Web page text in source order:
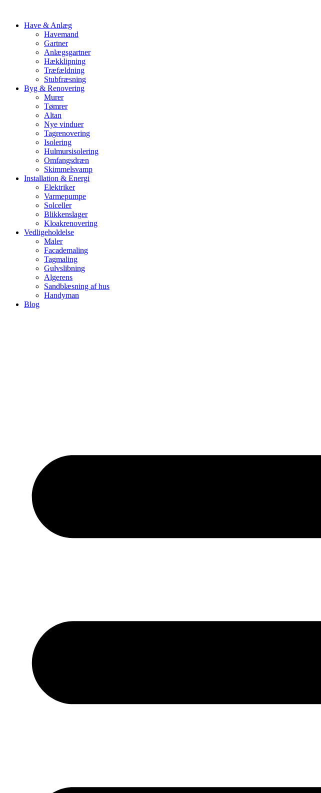
Have & Anlæg
Havemand
Gartner
Anlægsgartner
Hækklipning
Træfældning
Stubfræsning
Byg & Renovering
Murer
Tømrer
Altan
Nye vinduer
Tagrenovering
Isolering
Hulmursisolering
Omfangsdræn
Skimmelsvamp
Installation & Energi
Elektriker
Varmepumpe
Solceller
Blikkenslager
Kloakrenovering
Vedligeholdelse
Maler
Facademaling
Tagmaling
Gulvslibning
Algerens
Sandblæsning af hus
Handyman
Blog